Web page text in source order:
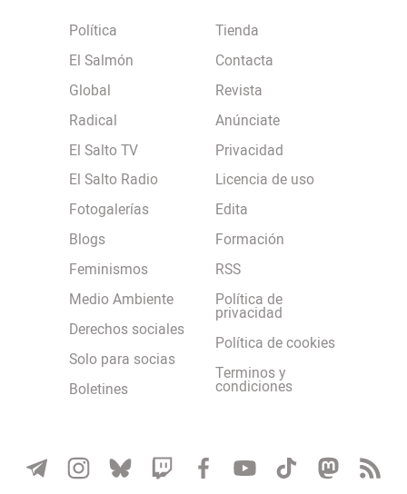
Política
El Salmón
Global
Radical
El Salto TV
El Salto Radio
Fotogalerías
Blogs
Feminismos
Medio Ambiente
Derechos sociales
Solo para socias
Boletines
Tienda
Contacta
Revista
Anúnciate
Privacidad
Licencia de uso
Edita
Formación
RSS
Política de
privacidad
Política de cookies
Terminos y
condiciones